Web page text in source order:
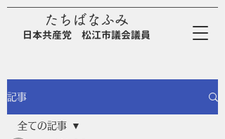
たちばなふみ
日本共産党 松江市議会議員
記事
全ての記事